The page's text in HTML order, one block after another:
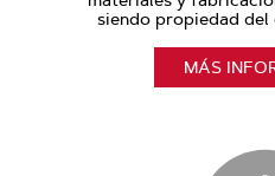
siendo propiedad
MÁS